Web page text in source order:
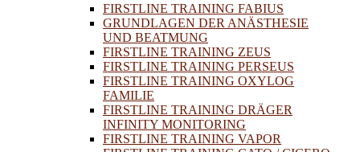
FIRSTLINE TRAINING FABIUS
GRUNDLAGEN DER ANÄSTHESIE
UND BEATMUNG
FIRSTLINE TRAINING ZEUS
FIRSTLINE TRAINING PERSEUS
FIRSTLINE TRAINING OXYLOG
FAMILIE
FIRSTLINE TRAINING DRÄGER
INFINITY MONITORING
FIRSTLINE TRAINING VAPOR